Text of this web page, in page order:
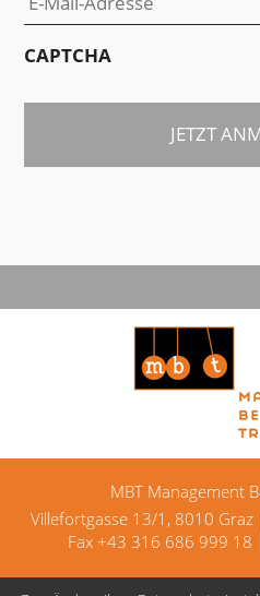
CAPTCHA
MBT Management
Villefortgasse 13/1, 8010 Graz
Fax +43 316 686 999 18